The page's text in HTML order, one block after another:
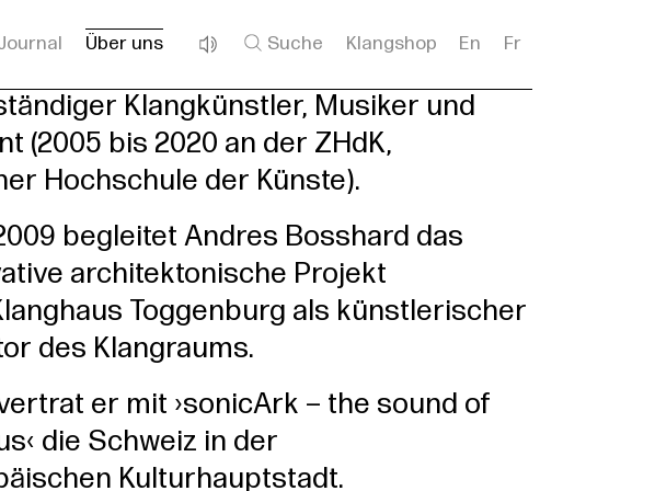
Über uns Suche Klangshop En Fr
Klangkünstler, Musiker und
(2005 bis 2020 an der ZHdK,
Hochschule der Künste).
begleitet Andres Bosshard das
architektonische Projekt
Toggenburg als künstlerischer
des Klangraums.
er mit ›sonicArk – the sound of
die Schweiz in der
Kulturhauptstadt.